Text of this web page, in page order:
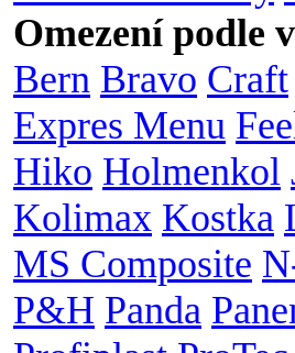
Omezení podle
Bern Bravo Craft
Expres Menu
Hiko Holmenkol
Kolimax Kostka
MS Composite
P&H Panda